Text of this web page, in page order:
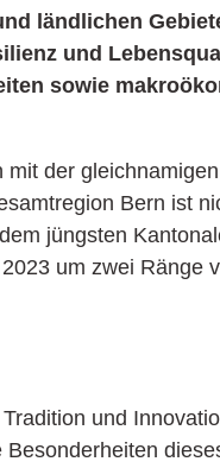
ländlichen
und
sowie
der
Bern ist
jüngsten
um zwei Ränge
und